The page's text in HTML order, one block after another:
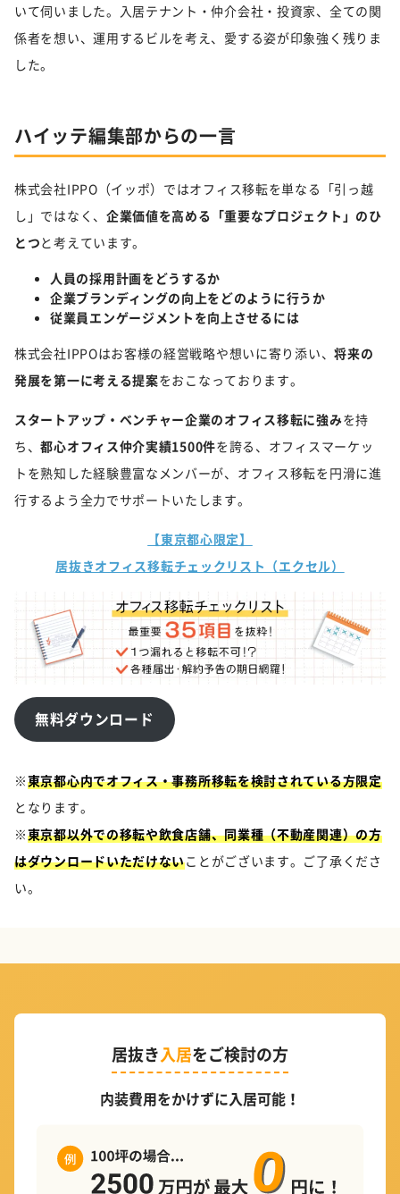
いて伺いました。入居テナント・仲介会社・投資家、全ての関
係者を想い、運用するビルを考え、愛する姿が印象強く残りま
した。
ハイッテ編集部からの一言
株式会社IPPO（イッポ）ではオフィス移転を単なる「引っ越
し」ではなく、 企業価値を高める「重要なプロジェクト」のひ
とつと考えています。
人員の採用計画をどうするか
企業ブランディングの向上をどのように行うか
従業員エンゲージメントを向上させるには
株式会社IPPOはお客様の経営戦略や想いに寄り添い、将来の
発展を第一に考える提案をおこなっております。
スタートアップ・ベンチャー企業のオフィス移転に強みを持
ち、都心オフィス仲介実績1500件を誇る、オフィスマーケッ
トを熟知した経験豊富なメンバーが、オフィス移転を円滑に進
行するよう全力でサポートいたします。
【東京都心限定】
居抜きオフィス移転チェックリスト（エクセル）
無料ダウンロード
※東京都心内でオフィス・事務所移転を検討されている方限定
となります。
※東京都以外での移転や飲食店舗、同業種（不動産関連）の方
はダウンロードいただけないことがございます。ご了承くださ
い。
居抜き入居をご検討の方
内装費用をかけずに入居可能！